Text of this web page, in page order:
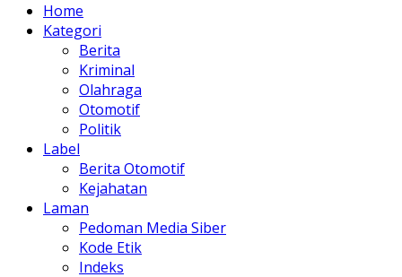
Home
Kategori
Berita
Kriminal
Olahraga
Otomotif
Politik
Label
Berita Otomotif
Kejahatan
Laman
Pedoman Media Siber
Kode Etik
Indeks